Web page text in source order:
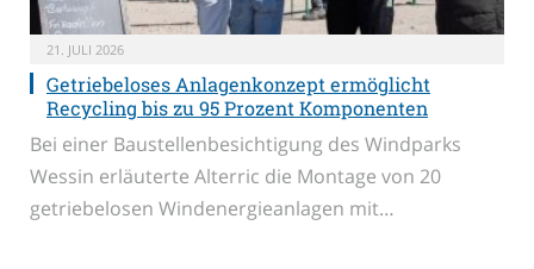
21. JULI 2026
Getriebeloses Anlagenkonzept ermöglicht
Recycling bis zu 95 Prozent Komponenten
Bei einer Baustellenbesichtigung des Windparks
Wessin erläuterte Alterric die Montage von 20
getriebelosen Windenergieanlagen mit…